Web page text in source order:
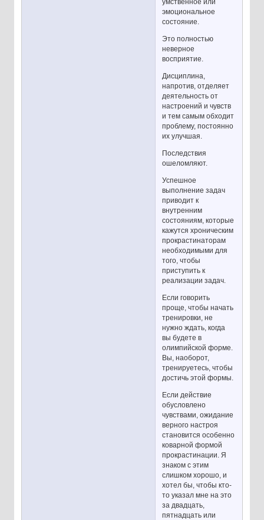
умственное или
эмоциональное
состояние.
Это полностью
неверное
восприятие.
Дисциплина,
напротив, отделяет
деятельность от
настроений и чувств
и тем самым обходит
проблему, постоянно
их улучшая.
Последствия
ошеломляют.
Успешное
выполнение задач
приводит к
внутренним
состояниям, которые
кажутся хроническим
прокрастинаторам
необходимыми для
того, чтобы
приступить к
реализации задач.
Если говорить
проще, чтобы начать
тренировки, не
нужно ждать, когда
вы будете в
олимпийской форме.
Вы, наоборот,
тренируетесь, чтобы
достичь этой формы.
Если действие
обусловлено
чувствами, ожидание
верного настроя
становится особенно
коварной формой
прокрастинации. Я
знаком с этим
слишком хорошо, и
хотел бы, чтобы кто-
то указал мне на это
за двадцать,
пятнадцать или